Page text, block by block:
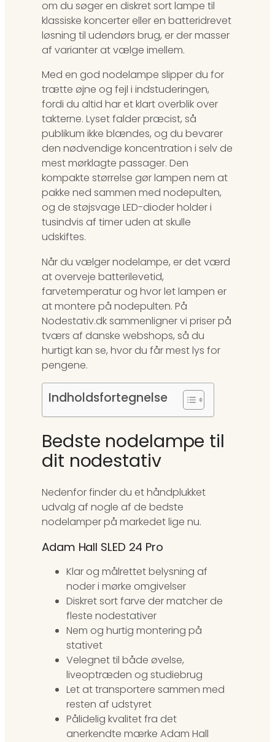
om du søger en diskret sort lampe til
klassiske koncerter eller en batteridrevet
løsning til udendørs brug, er der masser
af varianter at vælge imellem.
Med en god nodelampe slipper du for
trætte øjne og fejl i indstuderingen,
fordi du altid har et klart overblik over
takterne. Lyset falder præcist, så
publikum ikke blændes, og du bevarer
den nødvendige koncentration i selv de
mest mørklagte passager. Den
kompakte størrelse gør lampen nem at
pakke ned sammen med nodepulten,
og de støjsvage LED-dioder holder i
tusindvis af timer uden at skulle
udskiftes.
Når du vælger nodelampe, er det værd
at overveje batterilevetid,
farvetemperatur og hvor let lampen er
at montere på nodepulten. På
Nodestativ.dk sammenligner vi priser på
tværs af danske webshops, så du
hurtigt kan se, hvor du får mest lys for
pengene.
Indholdsfortegnelse
Bedste nodelampe til
dit nodestativ
Nedenfor finder du et håndplukket
udvalg af nogle af de bedste
nodelamper på markedet lige nu.
Adam Hall SLED 24 Pro
Klar og målrettet belysning af
noder i mørke omgivelser
Diskret sort farve der matcher de
fleste nodestativer
Nem og hurtig montering på
stativet
Velegnet til både øvelse,
liveoptræden og studiebrug
Let at transportere sammen med
resten af udstyret
Pålidelig kvalitet fra det
anerkendte mærke Adam Hall